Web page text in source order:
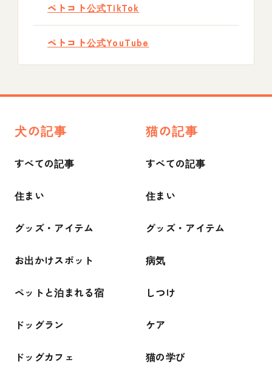
ペトコト公式TikTok
ペトコト公式YouTube
犬の記事
すべての記事
住まい
グッズ・アイテム
お出かけスポット
ペットと泊まれる宿
ドッグラン
ドッグカフェ
猫の記事
すべての記事
住まい
グッズ・アイテム
病気
しつけ
ケア
猫の学び